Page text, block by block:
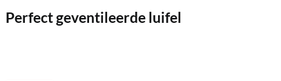
Perfect geventileerde luifel